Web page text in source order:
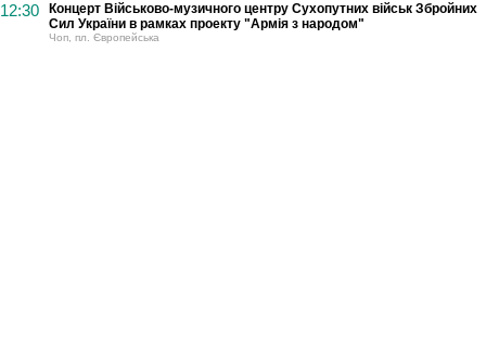
12:30
Концерт Військово-музичного центру Сухопутних військ Збройних
Сил України в рамках проекту "Армія з народом"
Чоп, пл. Європейська